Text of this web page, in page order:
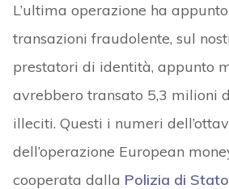
L’ultima operazione ha
transazioni fraudolente, sul
prestatori di identità, appunto
avrebbero transato 5,3 milioni
illeciti. Questi i numeri
dell’operazione European
cooperata dalla Polizia di Stato